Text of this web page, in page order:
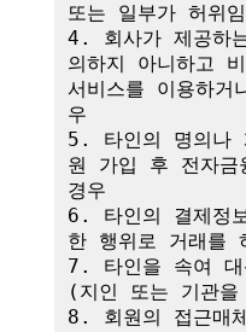
또는 일부가 허위
4. 회사가 제공하
의하지 아니하고
서비스를 이용하거
우
5. 타인의 명의나
원 가입 후 전자금
경우
6. 타인의 결제정
한 행위로 거래를
7. 타인을 속여 대
(지인 또는 기관
8. 회원의 접근매